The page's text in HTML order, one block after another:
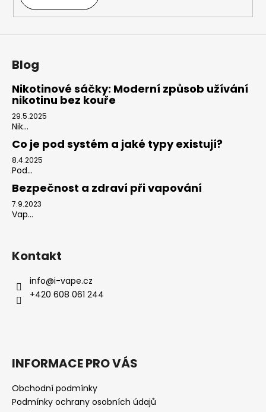
Blog
Nikotinové sáčky: Moderní způsob užívání
nikotinu bez kouře
29.5.2025
Nik...
Co je pod systém a jaké typy existují?
8.4.2025
Pod...
Bezpečnost a zdraví při vapování
7.9.2023
Vap...
Kontakt
info@i-vape.cz
+420 608 061 244
INFORMACE PRO VÁS
Obchodní podmínky
Podmínky ochrany osobních údajů